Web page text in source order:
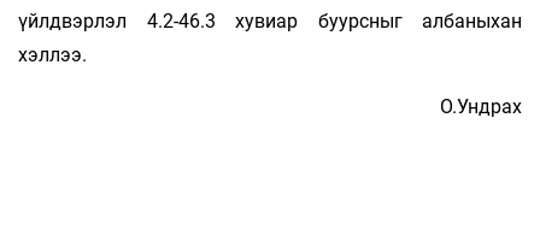
үйлдвэрлэл 4.2-46.3 хувиар буурсныг албаныхан
хэллээ.
О.Ундрах